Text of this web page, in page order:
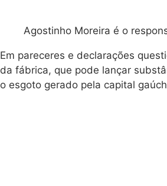
Agostinho Moreira é o
Em pareceres e declarações
da fábrica, que pode lançar
o esgoto gerado pela capital